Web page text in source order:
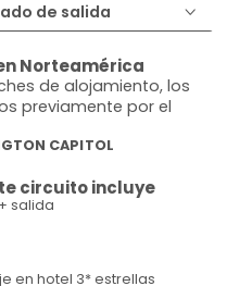
de salida
Norteamérica
de alojamiento, los
previamente por el
CAPITOL
circuito incluye
salida
en hotel 3* estrellas